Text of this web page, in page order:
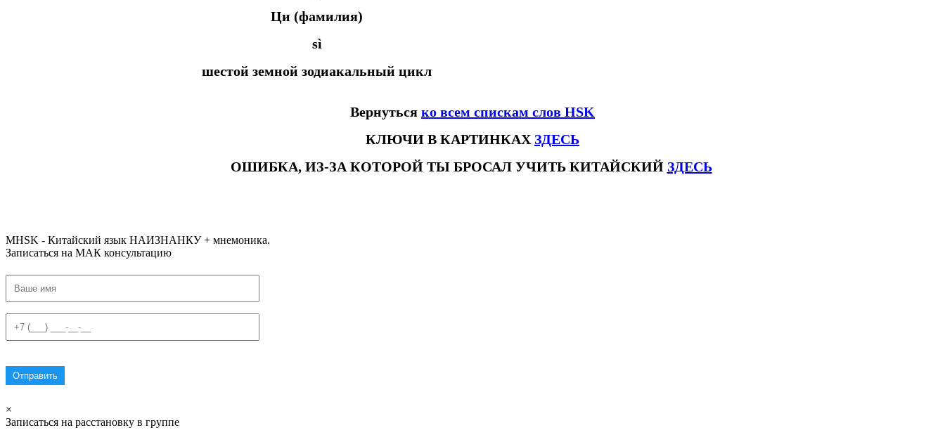
Ци (фамилия)
sì
шестой земной зодиакальный цикл
Вернуться ко всем спискам слов HSK
КЛЮЧИ В КАРТИНКАХ ЗДЕСЬ
ОШИБКА, ИЗ-ЗА КОТОРОЙ ТЫ БРОСАЛ УЧИТЬ КИТАЙСКИЙ ЗДЕСЬ
MHSK - Китайский язык НАИЗНАНКУ + мнемоника.
Записаться на МАК консультацию
×
Записаться на расстановку в группе